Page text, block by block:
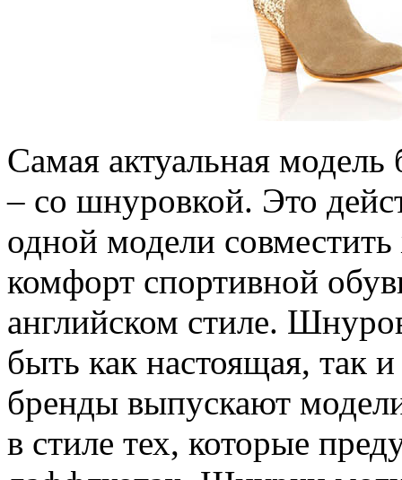
Самая актуальная модель
– со шнуровкой. Это
одной модели
комфорт спортивной
английском стиле.
быть как настоящая, так
бренды выпускают
в стиле тех, которые